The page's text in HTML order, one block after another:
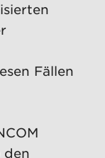
Fällen
den